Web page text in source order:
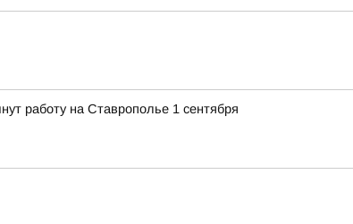
работу на Ставрополье 1 сентября